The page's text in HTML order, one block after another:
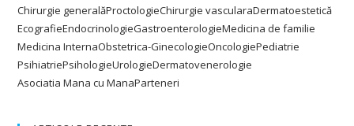
Chirurgie generalăProctologieChirurgie vascularaDermatoestetică
EcografieEndocrinologieGastroenterologieMedicina de familie
Medicina InternaObstetrica-GinecologieOncologiePediatrie
PsihiatriePsihologieUrologieDermatovenerologie
Asociatia Mana cu ManaParteneri